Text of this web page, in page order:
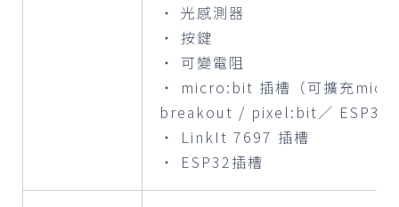
‧ 光感測器
‧ 按鍵
‧ 可變電阻
‧ micro:bit 插槽（可擴充
breakout / pixel:bit／ ESP32
‧ LinkIt 7697 插槽
‧ ESP32插槽